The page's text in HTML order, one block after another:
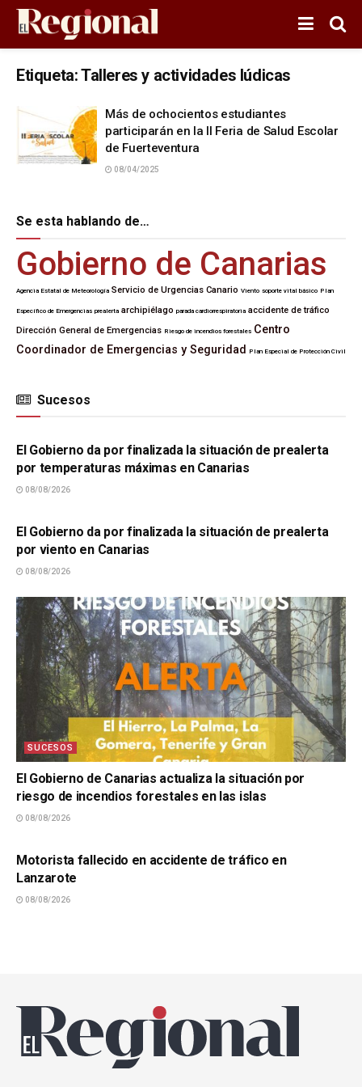
Etiqueta:Talleres y actividades lúdicas
Más de ochocientos estudiantes
participarán en la II Feria de Salud Escolar
de Fuerteventura
08/04/2025
Se esta hablando de…
Gobierno de Canarias
Agencia Estatal de Meteorología Servicio de Urgencias Canario Viento soporte vital básico Plan
Específico de Emergencias prealerta archipiélago parada cardiorrespiratoria accidente de tráfico
Dirección General de Emergencias Riesgo de incendios forestales Centro
Coordinador de Emergencias y Seguridad
Plan Especial de Protección Civil
Sucesos
SUCESOS
El Gobierno da por finalizada la situación de prealerta
por temperaturas máximas en Canarias
08/08/2026
El Gobierno da por finalizada la situación de prealerta
por viento en Canarias
08/08/2026
SUCESOS
El Gobierno de Canarias actualiza la situación por
riesgo de incendios forestales en las islas
08/08/2026
Motorista fallecido en accidente de tráfico en
Lanzarote
08/08/2026